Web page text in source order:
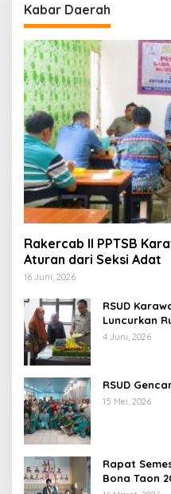
Kabar Daerah
Rakercab II PPTSB
Aturan dari Seksi Adat
16 Juni, 2026
RSUD
Luncurkan
Tingkatkan
4 Juni, 2026
RSUD
15 Mei, 2026
Rapat
Bona Taon